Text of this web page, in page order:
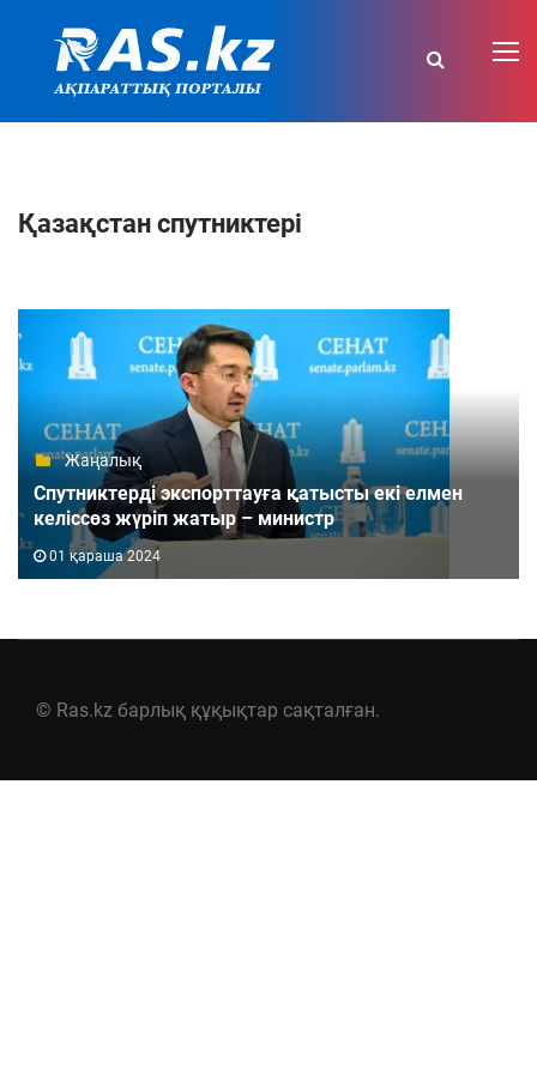
Қазақстан спутниктері
Жаңалық
Спутниктерді экспорттауға қатысты екі елмен
келіссөз жүріп жатыр – министр
01 қараша 2024
© Ras.kz барлық құқықтар сақталған.